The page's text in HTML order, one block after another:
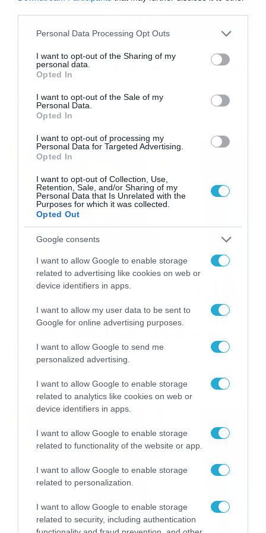
Please note that this website/app uses one or more Google
not limited to your visit or usage behaviour. You may click to
grant or deny consent to Google and its third-party tags to
use your data for below specified purposes in below Google
consent section.
Personal Data Processing Opt Outs
I want to opt-out of the Sharing of my
personal data.
Opted In
I want to opt-out of the Sale of my
Personal Data.
Opted In
I want to opt-out of processing my
Personal Data for Targeted Advertising.
Opted In
I want to opt-out of Collection, Use,
Retention, Sale, and/or Sharing of my
Personal Data that Is Unrelated with the
Purposes for which it was collected.
Opted Out
Google consents
I want to allow Google to enable storage
related to advertising like cookies on web or
device identifiers in apps.
I want to allow my user data to be sent to
Google for online advertising purposes.
I want to allow Google to send me
personalized advertising.
I want to allow Google to enable storage
related to analytics like cookies on web or
device identifiers in apps.
I want to allow Google to enable storage
related to functionality of the website or app.
I want to allow Google to enable storage
related to personalization.
I want to allow Google to enable storage
related to security, including authentication
Πάτσης: «Γι’ αυτό διάλεξα τον Λουτσιάνο»
προπονητής της ομάδας Λουτσιάνο ντε Σόουζα,
μίλησαν στην συνέντευξη Τύπου για την παρουσίαση
του δεύτερου. Ο κ.Πάτσης δήλωσε πως πιστεύει ότι ο
Λουτσιάνο μπορεί να φέρει την ηρεμία στην ομάδα και
να πετύχει τους δικούς του στόχους, αλλά και των
Βολιωτών. Ο Βραζιλιάνος είπε πως […]
17/12/2013 17:54
Νέος προπονητής της Νίκης Βόλου είναι ο Λουτσιάνο
ντε Σόουζα, όπως έκανε γνωστό η βολιώτικη ΠΑΕ.
Τρίτος σταθμός τη φετινή σεζόν για το Βραζιλιάνο,
μετά το Αιγάλεω και τη Γλυφάδα. Αναλυτικά η
ανακοίνωση: «Η ΠΑΕ Νίκη Βόλου ανακοινώνει την έναρξη
της συνεργασίας της με τον προπονητή Luciano De